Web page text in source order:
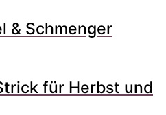
& Schmenger
für Herbst und